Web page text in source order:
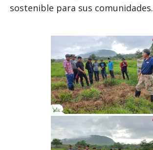
sostenible para sus comunidades.